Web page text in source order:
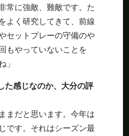
常に強敵、難敵です。た
よく研究してきて、前線
セットプレーの守備のや
もやっていないことを
」
た感じなのか、大分の評
まだと思います。今年は
です。それはシーズン最